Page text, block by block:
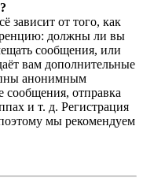
зависит от того, как
должны ли вы
сообщения, или
вам дополнительные
анонимным
сообщения, отправка
и т. д. Регистрация
мы рекомендуем